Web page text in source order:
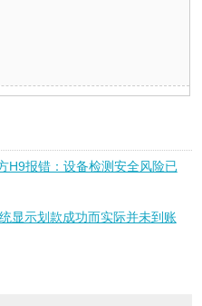
H9报错：设备检测安全风险已
显示划款成功而实际并未到账